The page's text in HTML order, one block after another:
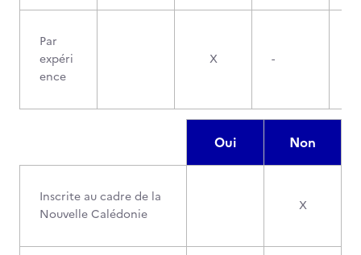
Par
expéri
ence
X -
Oui Non
Inscrite au cadre de la
Nouvelle Calédonie
X